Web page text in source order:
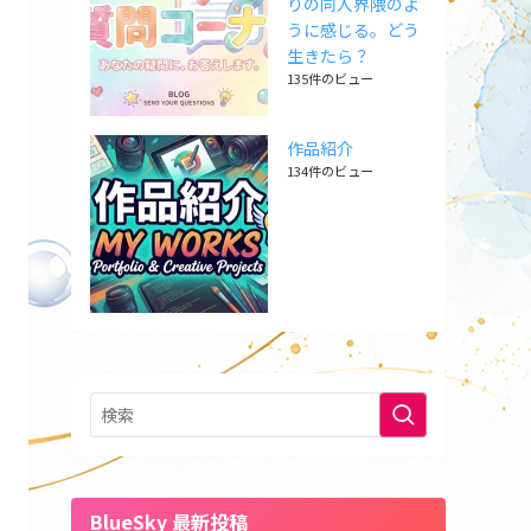
うに感じる。どう
生きたら？
135件のビュー
作品紹介
134件のビュー
BlueSky 最新投稿